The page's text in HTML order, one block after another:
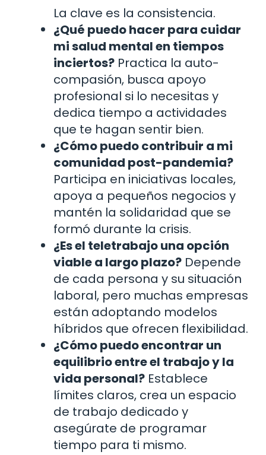
La clave es la consistencia.
¿Qué puedo hacer para cuidar
mi salud mental en tiempos
inciertos? Practica la auto-
compasión, busca apoyo
profesional si lo necesitas y
dedica tiempo a actividades
que te hagan sentir bien.
¿Cómo puedo contribuir a mi
comunidad post-pandemia?
Participa en iniciativas locales,
apoya a pequeños negocios y
mantén la solidaridad que se
formó durante la crisis.
¿Es el teletrabajo una opción
viable a largo plazo? Depende
de cada persona y su situación
laboral, pero muchas empresas
están adoptando modelos
híbridos que ofrecen flexibilidad.
¿Cómo puedo encontrar un
equilibrio entre el trabajo y la
vida personal? Establece
límites claros, crea un espacio
de trabajo dedicado y
asegúrate de programar
tiempo para ti mismo.